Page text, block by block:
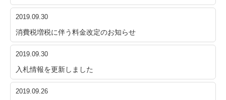
2019.09.30
消費税増税に伴う料金改定のお知らせ
2019.09.30
入札情報を更新しました
2019.09.26